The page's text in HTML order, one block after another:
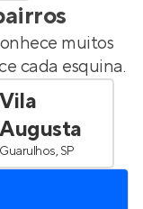
muitos
cada esquina.
Vila
Augusta
Guarulhos, SP